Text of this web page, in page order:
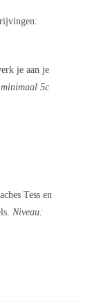
je aan je
5c
Tess en
Niveau: